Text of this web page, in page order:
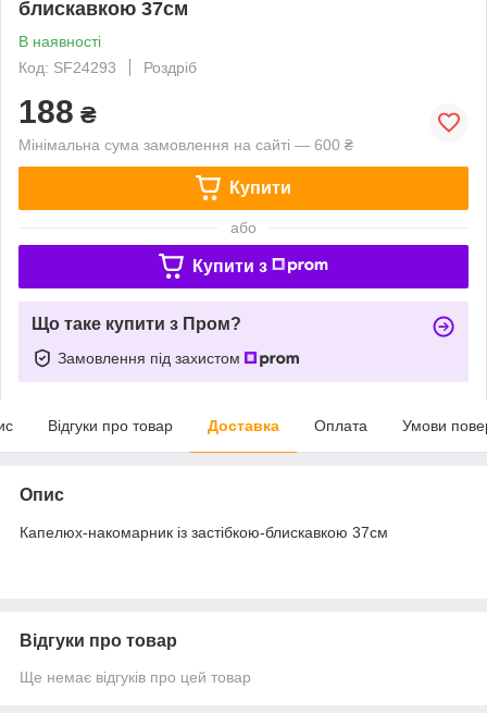
блискавкою 37см
В наявності
Код: SF24293
Роздріб
188 ₴
Мінімальна сума замовлення на сайті — 600 ₴
Купити
або
Купити з
Що таке купити з Пром?
Замовлення під захистом
Відгуки про товар Доставка Оплата Умови
Опис
Капелюх-накомарник із застібкою-блискавкою 37см
Відгуки про товар
Ще немає відгуків про цей товар